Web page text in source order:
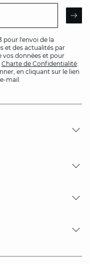
pour l'envoi de la
et des actualités par
vos données et pour
Charte de Confidentialité.
en cliquant sur le lien
mail.